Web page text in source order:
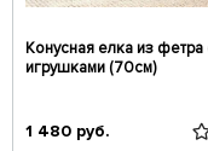
Конусная елка из фетра
игрушками (70см)
1 480 руб.